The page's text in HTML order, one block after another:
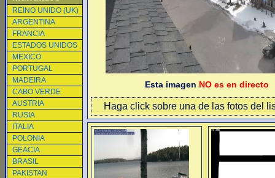
REINO UNIDO (UK)
ARGENTINA
FRANCIA
ESTADOS UNIDOS
MEXICO
PORTUGAL
MADEIRA
CABO VERDE
AUSTRIA
RUSIA
ITALIA
POLONIA
GEACIA
BRASIL
PAKISTAN
Esta imagen NO es en directo
Haga click sobre una de las fotos del